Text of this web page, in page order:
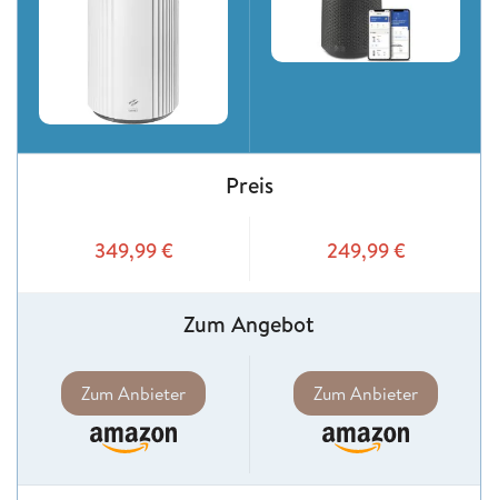
Preis
349,99€ 249,99€
Zum Angebot
Zum Anbieter Zum Anbieter